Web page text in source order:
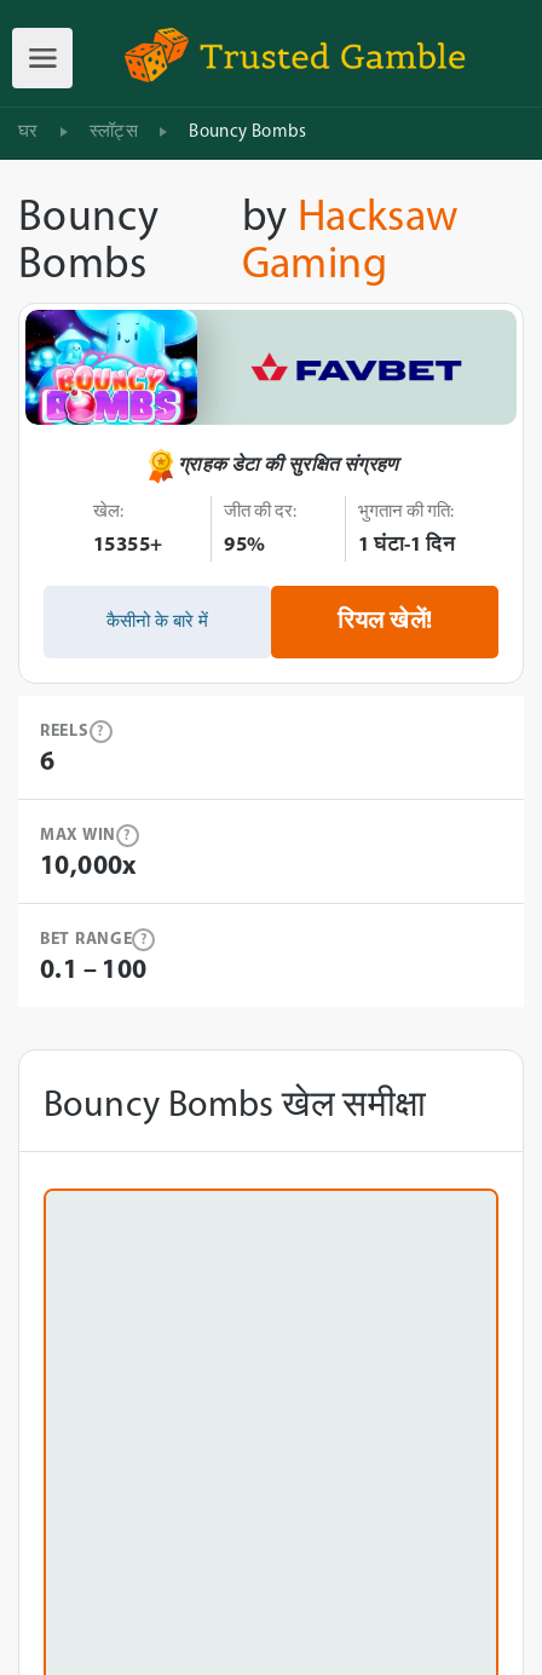
घर स्लॉट्स Bouncy Bombs
Bouncy
Bombs
by Hacksaw
Gaming
ग्राहक डेटा की सुरक्षित संग्रहण
खेल:
15355+
जीत की दर:
95%
भुगतान की गति:
1 घंटा-1 दिन
रियल खेलें!
कैसीनो के बारे में
REELS ?
6
MAX WIN ?
10,000x
BET RANGE ?
0.1 – 100
Bouncy Bombs खेल समीक्षा